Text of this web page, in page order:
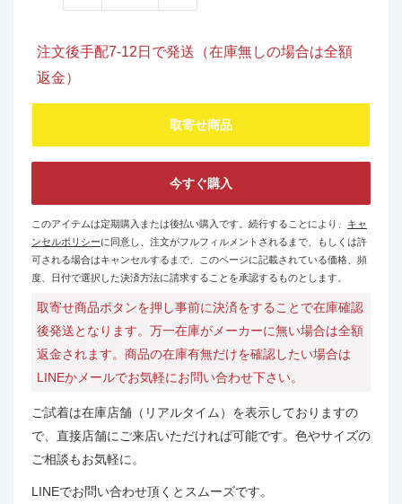
注文後手配7-12日で発送（在庫無しの場合は全額
返金）
取寄せ商品
今すぐ購入
このアイテムは定期購入または後払い購入です。続行することにより、 キャ
ンセルポリシーに同意し、注文がフルフィルメントされるまで、もしくは許
可される場合はキャンセルするまで、このページに記載されている価格、頻
度、日付で選択した決済方法に請求することを承認するものとします。
取寄せ商品ボタンを押し事前に決済をすることで在庫確認
後発送となります。万一在庫がメーカーに無い場合は全額
返金されます。商品の在庫有無だけを確認したい場合は
LINEかメールでお気軽にお問い合わせ下さい。
ご試着は在庫店舗（リアルタイム）を表示しておりますの
で、直接店舗にご来店いただければ可能です。色やサイズの
ご相談もお気軽に。
LINEでお問い合わせ頂くとスムーズです。